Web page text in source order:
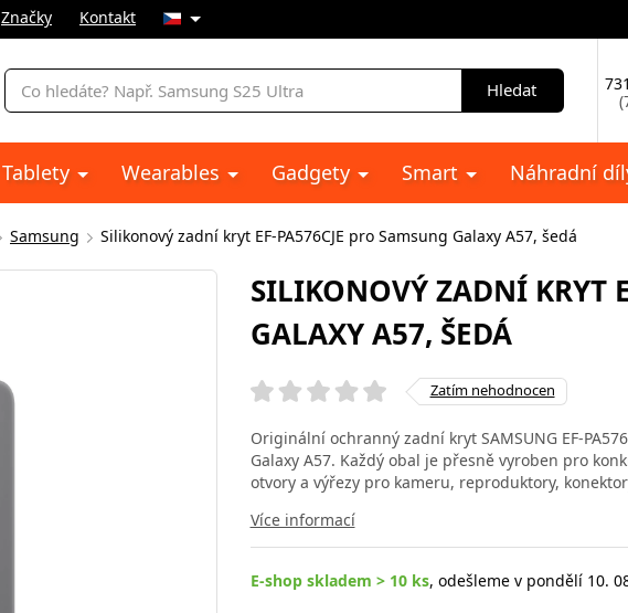
Značky Kontakt
Vyhledávání
Hledat
Tablety Wearables Gadgety Smart Náhradní
Samsung Silikonový zadní kryt EF-PA576CJE pro Samsung Galaxy A57, šedá
SILIKONOVÝ ZADNÍ KRYT
GALAXY A57, ŠEDÁ
Zatím nehodnocen
Originální ochranný zadní kryt SAMSUNG EF-
Galaxy A57. Každý obal je přesně vyroben pro
otvory a výřezy pro kameru, reproduktory,
Více informací
E-shop skladem > 10 ks, odešleme v pondělí 10.